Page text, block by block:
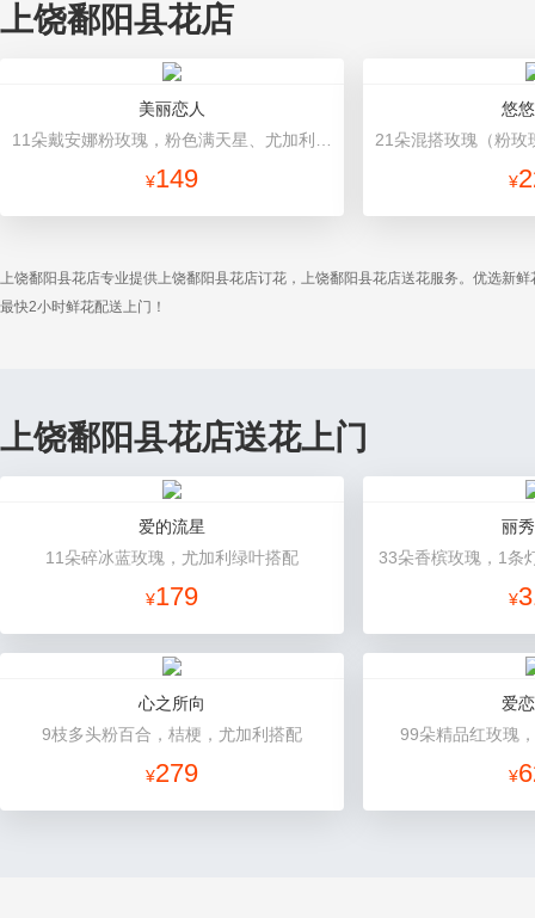
上饶鄱阳县花店
美丽恋人
¥149
悠
¥
上饶鄱阳县花店专业提供上饶鄱阳县花店订花，上饶鄱阳县花店送花服务。优选新
最快2小时鲜花配送上门！
上饶鄱阳县花店送花上门
爱的流星
11朵碎冰蓝玫瑰，尤加利绿叶搭配
¥179
丽
33朵香槟玫瑰，1条
¥
心之所向
9枝多头粉百合，桔梗，尤加利搭配
¥279
爱
99朵精品红玫瑰
¥